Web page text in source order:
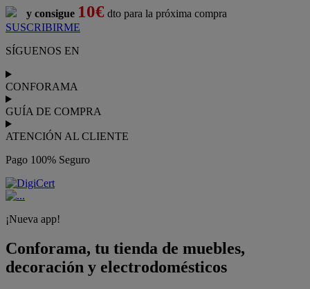
y consigue 10€ dto para la próxima compra
SUSCRIBIRME
SÍGUENOS EN
CONFORAMA
GUÍA DE COMPRA
ATENCIÓN AL CLIENTE
Pago 100% Seguro
¡Nueva app!
Conforama, tu tienda de muebles,
decoración y electrodomésticos